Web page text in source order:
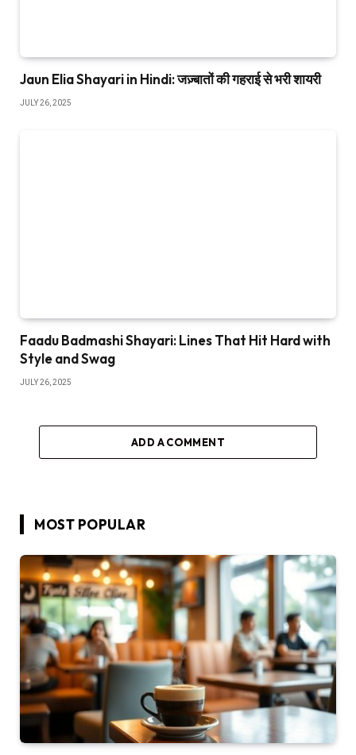
Jaun Elia Shayari in Hindi: जज़्बातों की गहराई से भरी शायरी
JULY 26, 2025
Faadu Badmashi Shayari: Lines That Hit Hard with
Style and Swag
JULY 26, 2025
ADD A COMMENT
MOST POPULAR